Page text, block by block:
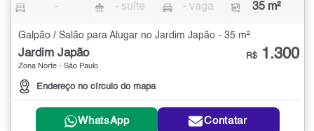
- - suíte - vaga 35 m²
Galpão / Salão para Alugar no Jardim Japão - 35 m²
Jardim Japão
Zona Norte - São Paulo
Endereço no círculo do mapa
R$ 1.300
WhatsApp Contatar